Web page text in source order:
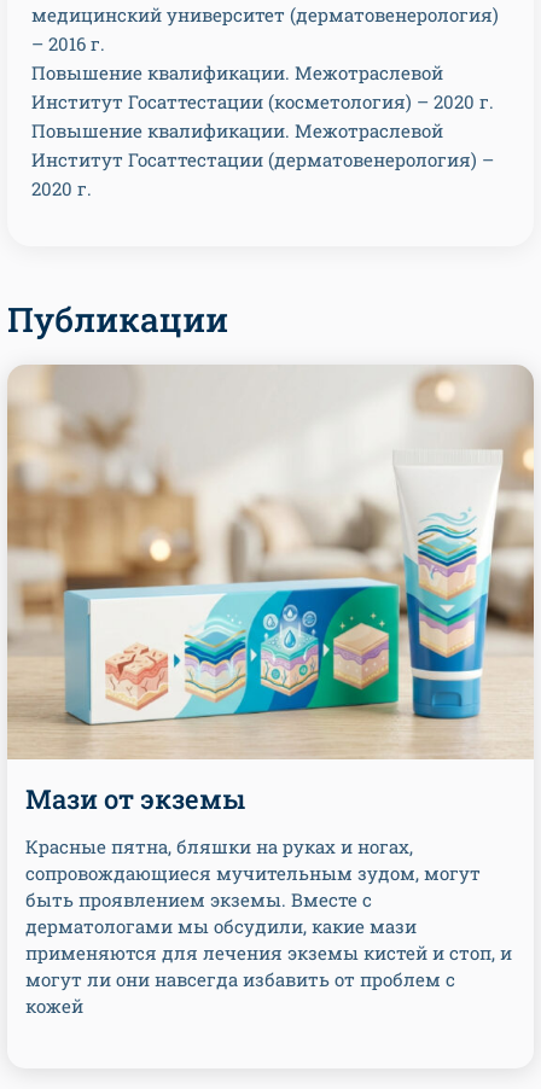
медицинский университет (дерматовенерология)
– 2016 г.
Повышение квалификации. Межотраслевой
Институт Госаттестации (косметология) – 2020 г.
Повышение квалификации. Межотраслевой
Институт Госаттестации (дерматовенерология) –
2020 г.
Публикации
Мази от экземы
Красные пятна, бляшки на руках и ногах,
сопровождающиеся мучительным зудом, могут
быть проявлением экземы. Вместе с
дерматологами мы обсудили, какие мази
применяются для лечения экземы кистей и стоп, и
могут ли они навсегда избавить от проблем с
кожей